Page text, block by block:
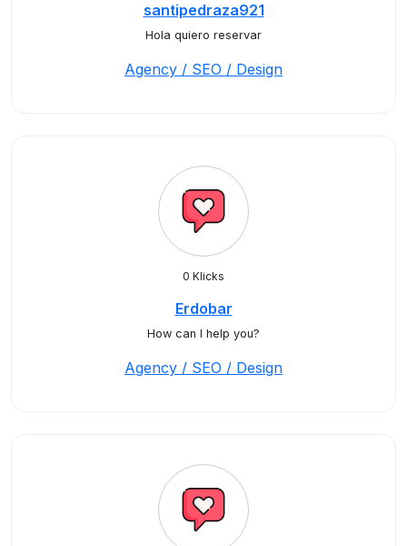
santipedraza921
Hola quiero reservar
Agency / SEO / Design
0 Klicks
Erdobar
How can I help you?
Agency / SEO / Design